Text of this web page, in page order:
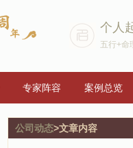
个人
五行+命
专家阵容 案例总览
公司动态>文章内容